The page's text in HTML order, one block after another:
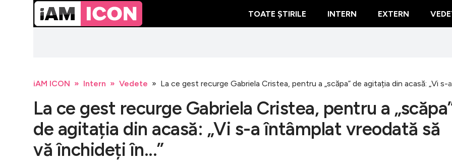
TOATE ȘTIRILE INTERN EXTERN
iAM ICON Intern Vedete La ce gest recurge Gabriela Cristea, pentru a „scăpa” de agitația din acasă: „Vi s-
La ce gest recurge Gabriela Cristea, pentru a
de agitația din acasă: „Vi s-a întâmplat vreodată să
vă închideți în...”